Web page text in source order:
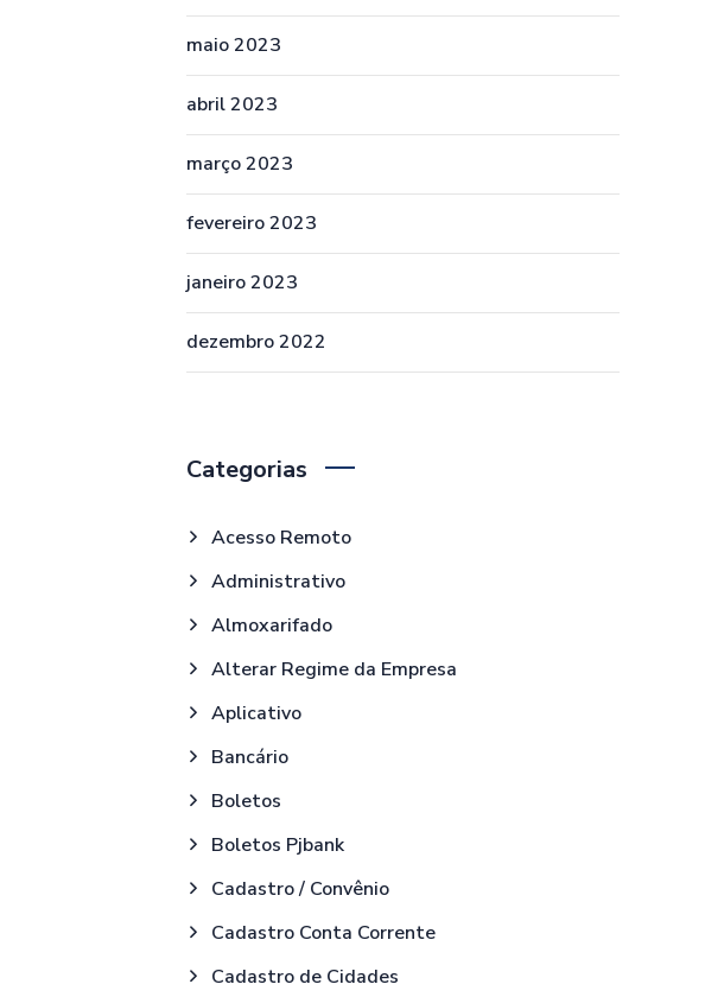
maio 2023
abril 2023
março 2023
fevereiro 2023
janeiro 2023
dezembro 2022
Categorias
Acesso Remoto
Administrativo
Almoxarifado
Alterar Regime da Empresa
Aplicativo
Bancário
Boletos
Boletos Pjbank
Cadastro / Convênio
Cadastro Conta Corrente
Cadastro de Cidades